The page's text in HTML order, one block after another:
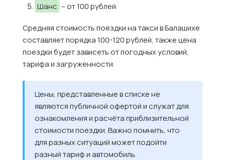
Шанс – от 100 рублей
Средняя стоимость поездки на такси в Балашихе
составляет порядка 100-120 рублей, также цена
поездки будет зависеть от погодных условий,
тарифа и загруженности.
Цены, представленные в списке не
являются публичной офертой и служат для
ознакомления и расчёта приблизительной
стоимости поездки. Важно помнить, что
для разных ситуаций может подойти
разный тариф и автомобиль.